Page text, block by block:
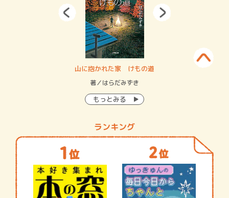
山に抱かれた家 けもの道
著／はらだみずき
もっとみる
ランキング